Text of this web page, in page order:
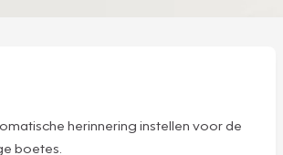
herinnering instellen voor de
boetes.